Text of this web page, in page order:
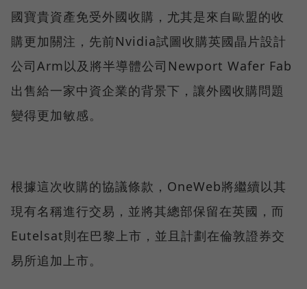
國寶貴資產免受外國收購，尤其是來自歐盟的收
購更加關注，先前Nvidia試圖收購英國晶片設計
公司Arm以及將半導體公司Newport Wafer Fab
出售給一家中資企業的背景下，讓外國收購問題
變得更加敏感。
根據這次收購的協議條款，OneWeb將繼續以其
現有名稱進行交易，並將其總部保留在英國，而
Eutelsat則在巴黎上市，並且計劃在倫敦證券交
易所追加上市。